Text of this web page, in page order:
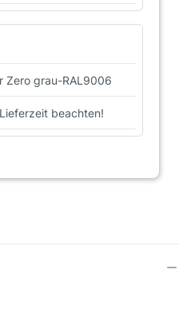
Zero grau-RAL9006
beachten!